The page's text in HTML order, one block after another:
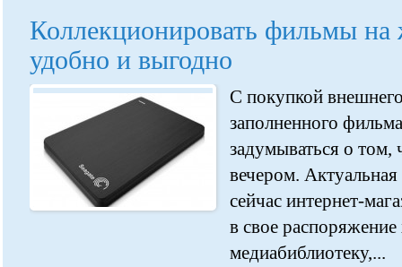
Коллекционировать фильмы на
удобно и выгодно
С покупкой
заполненного
задумываться о том,
вечером. Актуальная
сейчас интернет-
в свое
медиабиблиотеку,...